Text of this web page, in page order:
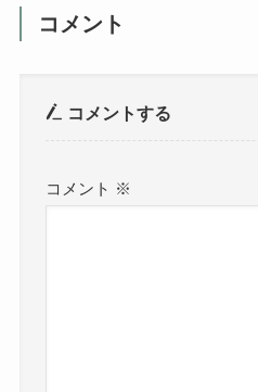
コメント
コメントする
コメント ※